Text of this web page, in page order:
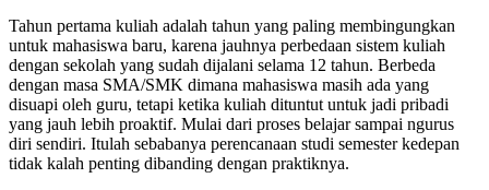
Tahun pertama kuliah adalah tahun yang paling membingungkan
untuk mahasiswa baru, karena jauhnya perbedaan sistem kuliah
dengan sekolah yang sudah dijalani selama 12 tahun. Berbeda
dengan masa SMA/SMK dimana mahasiswa masih ada yang
disuapi oleh guru, tetapi ketika kuliah dituntut untuk jadi pribadi
yang jauh lebih proaktif. Mulai dari proses belajar sampai ngurus
diri sendiri. Itulah sebabanya perencanaan studi semester kedepan
tidak kalah penting dibanding dengan praktiknya.